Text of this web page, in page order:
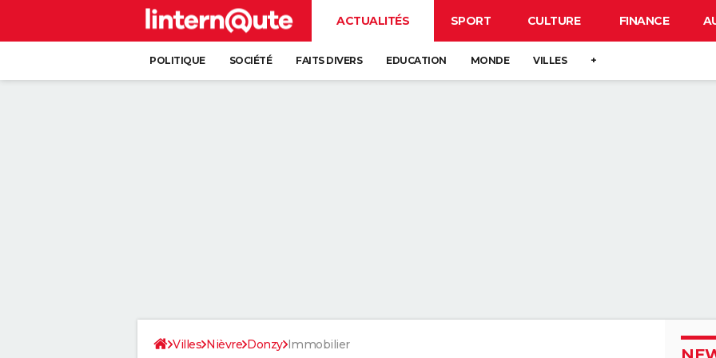
ACTUALITÉS SPORT CULTURE FINANCE
POLITIQUE SOCIÉTÉ FAITS DIVERS EDUCATION MONDE VILLES +
Villes Nièvre Donzy Immobilier